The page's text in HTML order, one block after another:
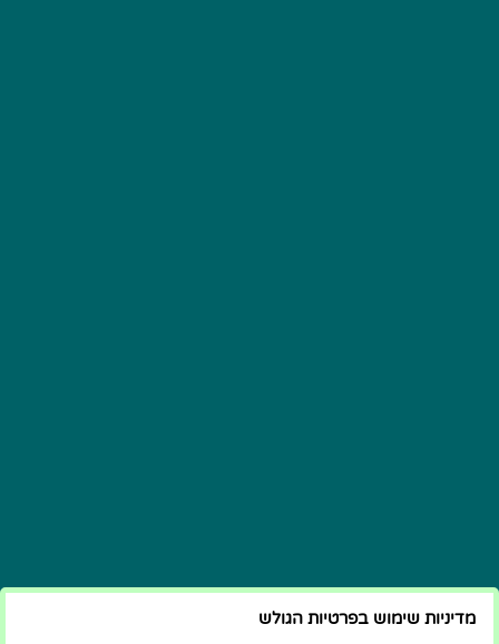
מדיניות שימוש בפרטיות הגולש